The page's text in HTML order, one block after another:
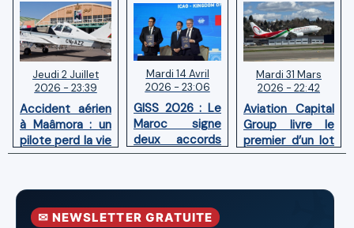
Jeudi 2 Juillet
2026 - 23:39
Accident aérien
à Maâmora : un
pilote perd la vie
en combat
incendie
Mardi 14 Avril
2026 - 23:06
GISS 2026 : Le
Maroc signe
deux accords
avec l'OACI
la surveillance
aériennes.
Mardi 31 Mars
2026 - 22:42
Aviation Capital
Group livre le
premier d’un lot
de six Boeing
neufs à Royal Air
✉ NEWSLETTER GRATUITE